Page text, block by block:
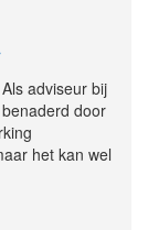
adviseur bij
door
het kan wel